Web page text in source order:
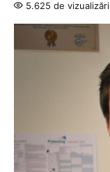
5.625 de vizualizări